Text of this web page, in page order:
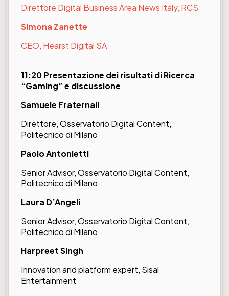
Direttore Digital Business Area News Italy, RCS
Simona Zanette
CEO, Hearst Digital SA
11:20 Presentazione dei risultati di Ricerca
“Gaming” e discussione
Samuele Fraternali
Direttore, Osservatorio Digital Content,
Politecnico di Milano
Paolo Antonietti
Senior Advisor, Osservatorio Digital Content,
Politecnico di Milano
Laura D’Angeli
Senior Advisor, Osservatorio Digital Content,
Politecnico di Milano
Harpreet Singh
Innovation and platform expert, Sisal
Entertainment